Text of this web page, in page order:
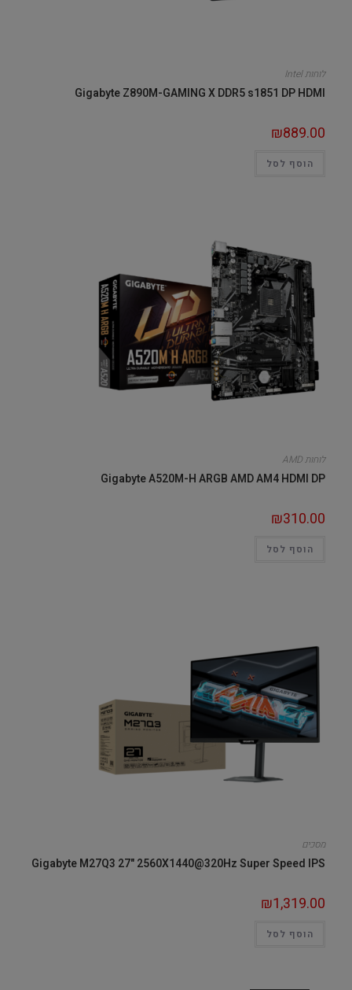
לוחות Intel
Gigabyte Z890M-GAMING X DDR5 s1851 DP HDMI
₪889.00
הוסף לסל
לוחות AMD
Gigabyte A520M-H ARGB AMD AM4 HDMI DP
₪310.00
הוסף לסל
מסכים
Gigabyte M27Q3 27" 2560X1440@320Hz Super Speed IPS
₪1,319.00
הוסף לסל